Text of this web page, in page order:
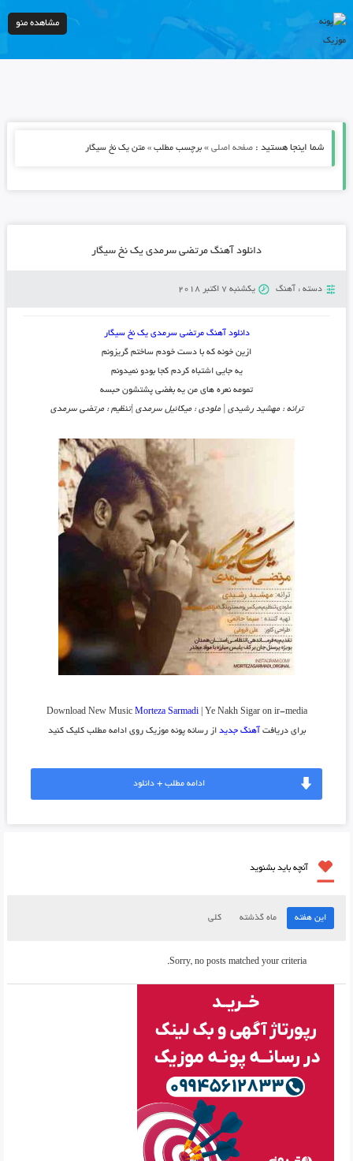
مشاهده منو
شما اینجا هستید : صفحه اصلی» برچسب مطلب » متن یک نخ سیگار
دانلود آهنگ مرتضی سرمدی یک نخ سیگار
دسته : آهنگ یکشنبه 7 اکتبر 2018
دانلود آهنگ مرتضی سرمدی یک نخ سیگار
ازین خونه که با دست خودم ساختم گریزونم
یه جایی اشتباه کردم کجا بودو نمیدونم
تمومه نعره های من یه بغضی پشتشون حبسه
ترانه : مهشید رشیدی | ملودی : میکائیل سرمدی |تنظیم : مرتضی سرمدی
Download New Music Morteza Sarmadi| Ye Nakh Sigar on ir-media
برای دریافت آهنگ جدید از رسانه پونه موزیک روی ادامه مطلب کلیک کنید
ادامه مطلب + دانلود
آنچه باید بشنوید
این هفته ماه گذشته کلی
Sorry, no posts matched your criteria.